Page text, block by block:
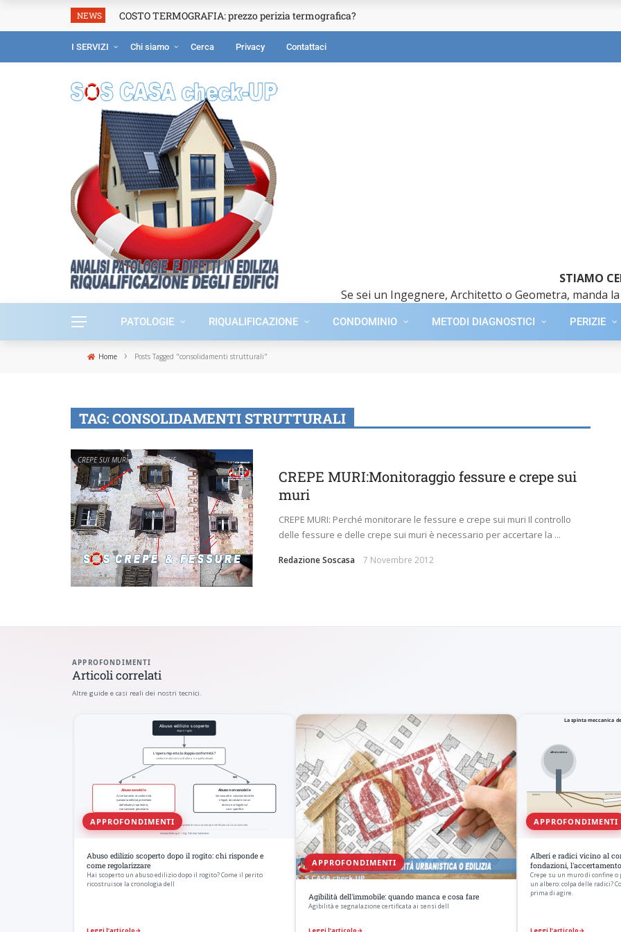
NEWS COSTO TERMOGRAFIA: prezzo perizia termografica?
I SERVIZI Chi siamo Cerca Privacy Contattaci
STIAMO
Se sei un Ingegnere, Architetto o Geometra, manda
PATOLOGIE RIQUALIFICAZIONE CONDOMINIO METODI DIAGNOSTICI PERIZIE
Home › Posts Tagged "consolidamenti strutturali"
TAG:CONSOLIDAMENTI STRUTTURALI
CREPE SUI MURI PATOLOGIE
CREPE MURI:Monitoraggio fessure e crepe sui
muri
CREPE MURI: Perché monitorare le fessure e crepe sui muri Il controllo
delle fessure e delle crepe sui muri è necessario per accertare la ...
Redazione Soscasa 7 Novembre 2012
APPROFONDIMENTI
Articoli correlati
Altre guide e casi reali dei nostri tecnici.
APPROFONDIMENTI
Abuso edilizio scoperto dopo il rogito: chi risponde e
come regolarizzare
Hai scoperto un abuso edilizio dopo il rogito? Come il perito
ricostruisce la cronologia dell
APPROFONDIMENTI
Agibilità dell'immobile: quando manca e cosa fare
Agibilità e segnalazione certificata ai sensi dell
APPROFONDIMENTI
Alberi e radici vicino al
fondazioni, l'accertamento
Crepe su un muro di confine
un albero: colpa delle radici?
prima di agire.